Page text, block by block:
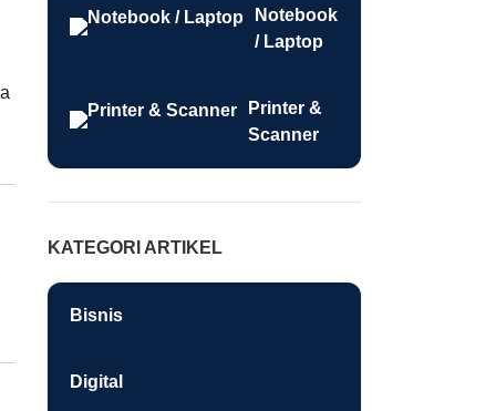
Notebook
/ Laptop
Printer &
Scanner
KATEGORI ARTIKEL
Bisnis
Digital